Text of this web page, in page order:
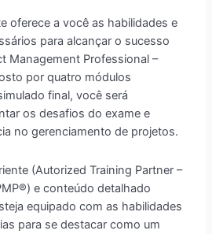
oferece a você as habilidades e
para alcançar o sucesso
Management Professional –
por quatro módulos
final, você será
os desafios do exame e
no gerenciamento de projetos.
(Autorized Training Partner –
e conteúdo detalhado
equipado com as habilidades
para se destacar como um